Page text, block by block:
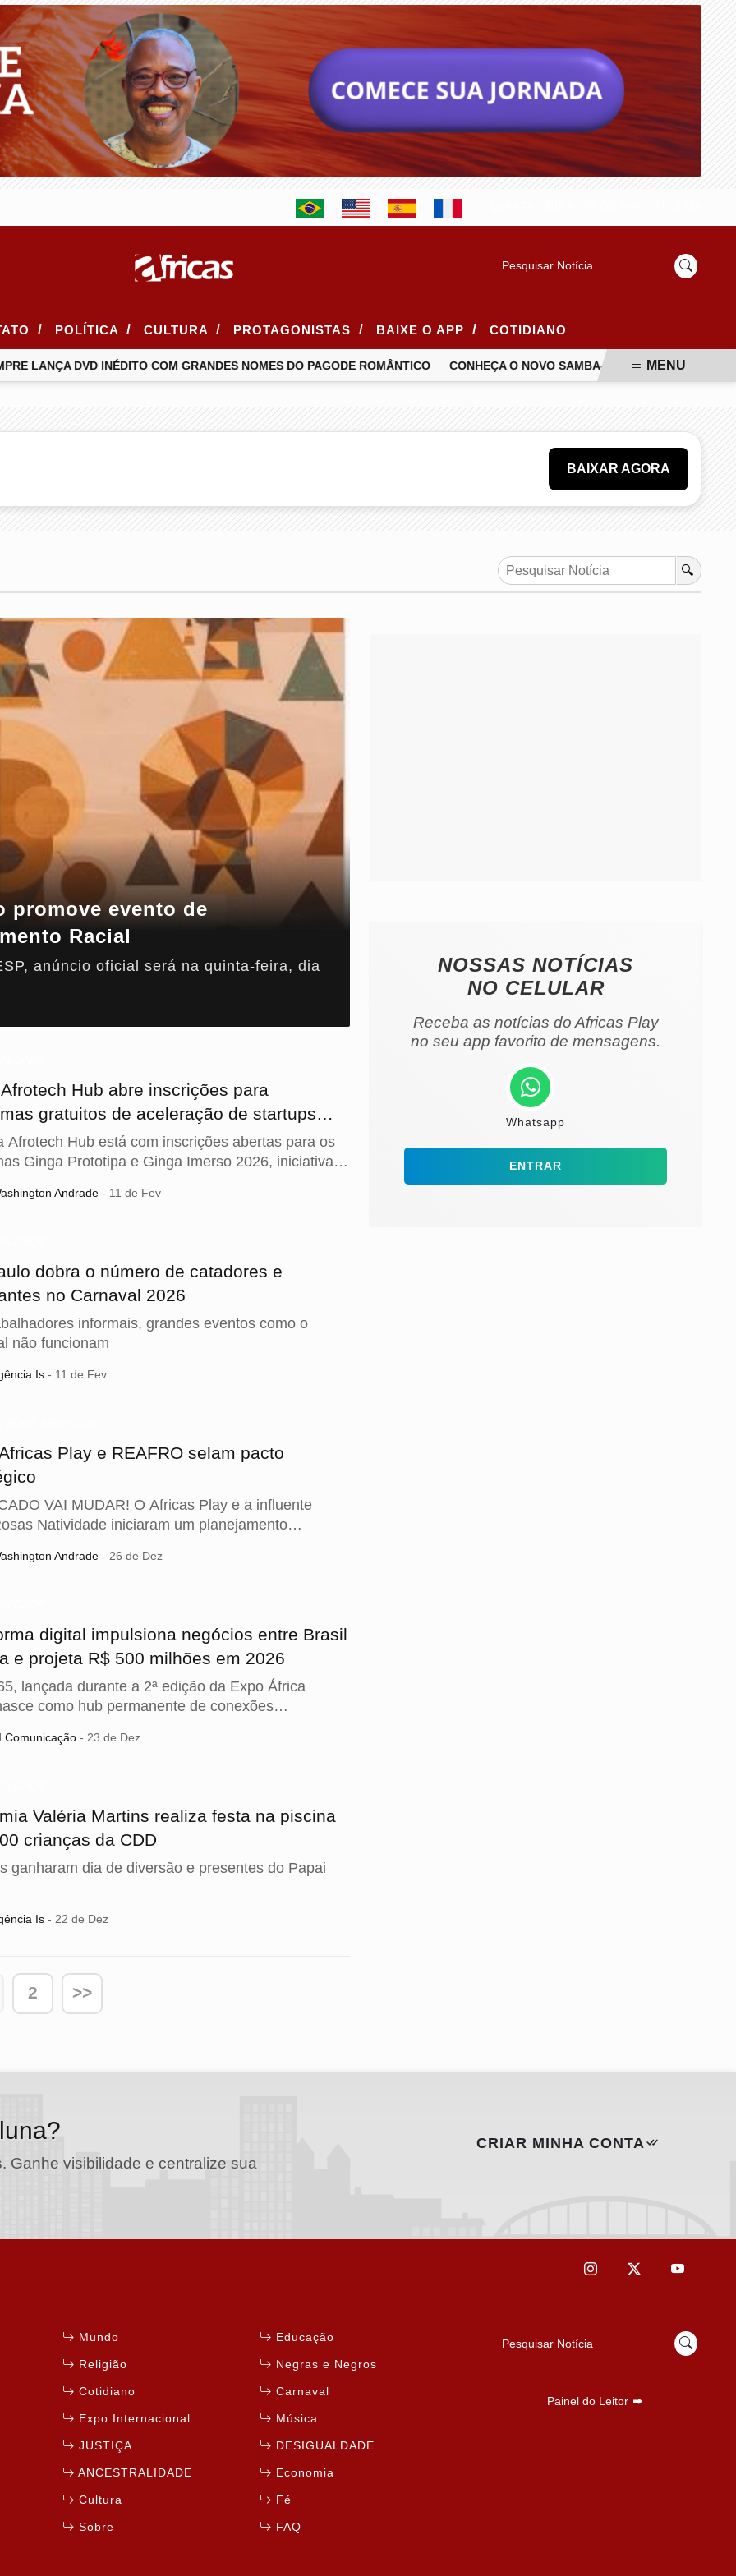
Pesquisar Notícia
/ POLÍTICA / CULTURA / PROTAGONISTAS / BAIXE O APP / COTIDIANO
LANÇA DVD INÉDITO COM GRANDES NOMES DO PAGODE ROMÂNTICO CONHEÇA O NOVO SAMBA-ENREDO DA UNIDOS DA
MENU
BAIXAR AGORA
🔍
promove evento de
Racial
anúncio oficial será na quinta-feira, dia
Hub abre inscrições para
gratuitos de aceleração de startups
em 2026
Afrotech Hub está com inscrições abertas para os
Ginga Prototipa e Ginga Imerso 2026, iniciativas
voltadas a pessoas negras empreendedoras do
São Paulo que desejam validar, estruturar ou
Andrade - 11 de Fev
dobra o número de catadores e
no Carnaval 2026
informais, grandes eventos como o
não funcionam
Is - 11 de Fev
Play e REAFRO selam pacto
VAI MUDAR! O Africas Play e a influente
Natividade iniciaram um planejamento
para 2026. A parceria, selada na Expo África
abrir portas globais para o empreendedorismo
Andrade - 26 de Dez
digital impulsiona negócios entre Brasil
e projeta R$ 500 milhões em 2026
lançada durante a 2ª edição da Expo África
como hub permanente de conexões
Comunicação - 23 de Dez
Valéria Martins realiza festa na piscina
crianças da CDD
ganharam dia de diversão e presentes do Papai
Is - 22 de Dez
2 >>
NOSSAS NOTÍCIAS
NO CELULAR
Receba as notícias do Africas Play
no seu app favorito de mensagens.
Whatsapp
ENTRAR
Ganhe visibilidade e centralize sua
CRIAR MINHA CONTA
Mundo Educação
Religião Negras e Negros
Cotidiano Carnaval
Expo Internacional Música
JUSTIÇA DESIGUALDADE
ANCESTRALIDADE Economia
Cultura Fé
Sobre FAQ
Pesquisar Notícia
Painel do Leitor